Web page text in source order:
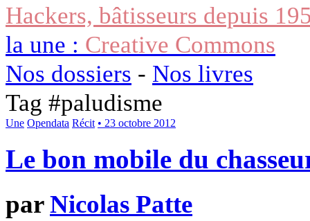
Hackers, bâtisseurs depuis
la une : Creative Commons
Nos dossiers - Nos livres
Tag #paludisme
Une Opendata Récit • 23 octobre 2012
Le bon mobile du
parNicolas Patte